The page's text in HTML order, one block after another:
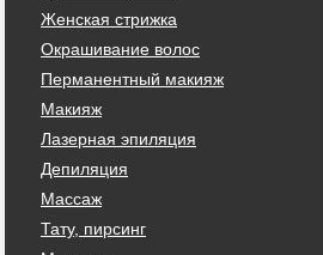
Женская стрижка
Окрашивание волос
Перманентный макияж
Макияж
Лазерная эпиляция
Депиляция
Массаж
Тату, пирсинг